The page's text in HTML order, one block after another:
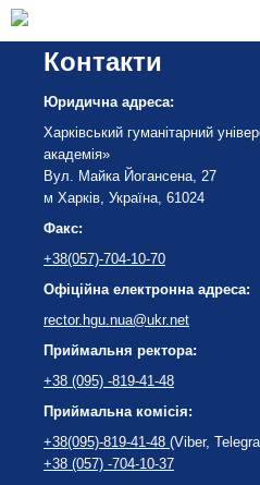
Контакти
Юридична адреса:
Харківський гуманітарний
академія»
Вул. Майка Йогансена, 27
м Харків, Україна, 61024
Факс:
+38(057)-704-10-70
Офіційна електронна адреса:
rector.hgu.nua@ukr.net
Приймальня ректора:
+38 (095) -819-41-48
Приймальна комісія:
+38(095)-819-41-48 (Viber,
+38 (057) -704-10-37